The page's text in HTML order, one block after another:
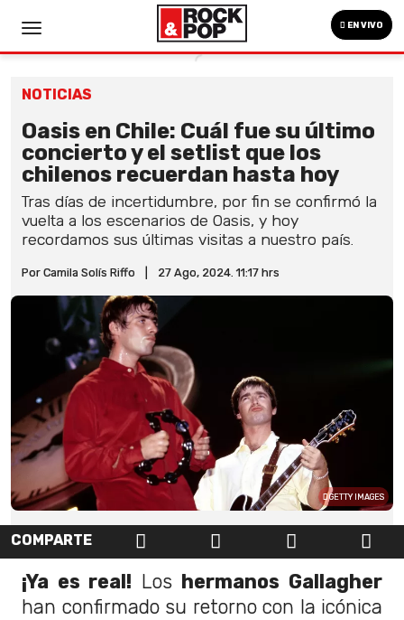
EN VIVO
NOTICIAS
Oasis en Chile: Cuál fue su último
concierto y el setlist que los
chilenos recuerdan hasta hoy
Tras días de incertidumbre, por fin se confirmó la
vuelta a los escenarios de Oasis, y hoy
recordamos sus últimas visitas a nuestro país.
Por Camila Solís Riffo 27 Ago, 2024. 11:17 hrs
GETTY IMAGES
COMPARTE
¡Ya es real! Los hermanos Gallagher
han confirmado su retorno con la icónica